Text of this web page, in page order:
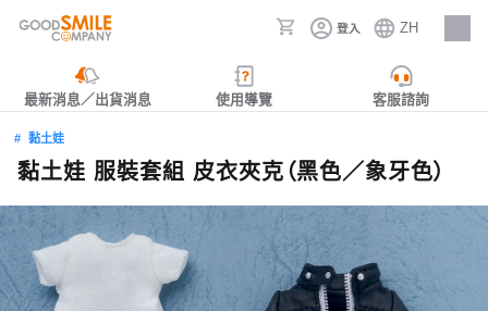
登入 ZH
人才招募
最新消息／出貨消息 使用導覽 客服諮詢
黏土娃
黏土娃 服裝套組 皮衣夾克（黑色／象牙色）